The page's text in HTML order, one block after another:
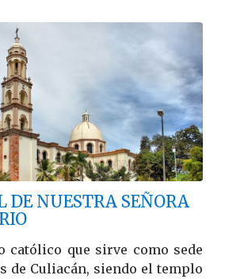
DE NUESTRA SEÑORA
católico que sirve como sede
de Culiacán, siendo el templo